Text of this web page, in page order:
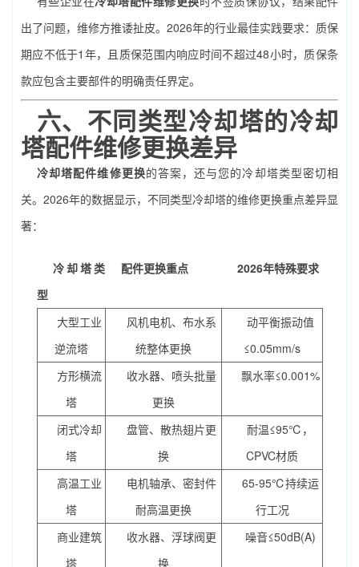
出了问题，维修方推诿扯皮。2026年的行业最佳实践要求：质保
期应不低于1年，且质保范围内响应时间不超过48小时，质保条
款应包含主要部件的明确责任界定。
六、不同类型冷却塔的冷却
塔配件维修更换差异
冷却塔配件维修更换的答案，还与您的冷却塔类型密切相
关。2026年的数据显示，不同类型冷却塔的维修更换重点差异显
著：
冷却塔类
型
配件更换重点 2026年特殊要求
大型工业
逆流塔
风机电机、布水系
统整体更换
动平衡振动值
≤0.05mm/s
方形横流
塔
收水器、喷头批量
更换
飘水率≤0.001%
闭式冷却
塔
盘管、散热翅片更
换
耐温≤95℃，
CPVC材质
高温工业
塔
电机轴承、密封件
耐高温更换
65-95℃持续运
行工况
商业建筑
塔
收水器、浮球阀更
换
噪音≤50dB(A)